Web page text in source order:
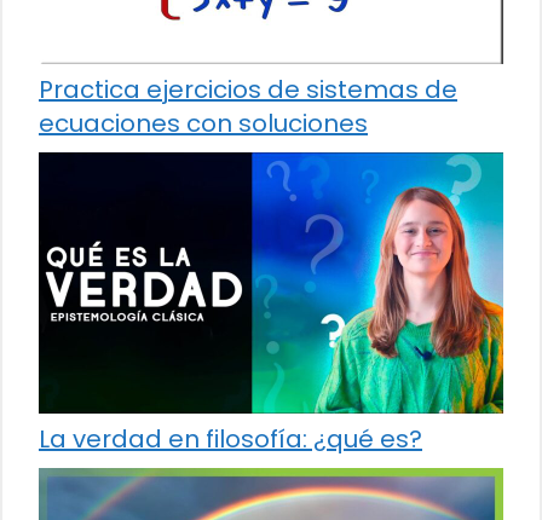
Practica ejercicios de sistemas de
ecuaciones con soluciones
La verdad en filosofía: ¿qué es?